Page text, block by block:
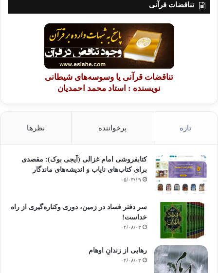
تناقضات قرآنی
تناقضات قرآنی یا وسوسه‌های شیطانی
نویسنده : استاد محمد احمدیان
تازه پرخواننده نظرها
کتابفروشی امام غزالی (آیجی بوک): مقصدی
برای کتاب‌های نایاب و اندیشه‌های ماندگار
۰۵/۰۳/۱۹
سر دفتر فساد در زمین‌، دوری وکناره‌گیری از راه
خداست‌!
۰۴/۰۸/۰۳
رهایی از زندانِ اوهام
۰۴/۰۸/۰۳